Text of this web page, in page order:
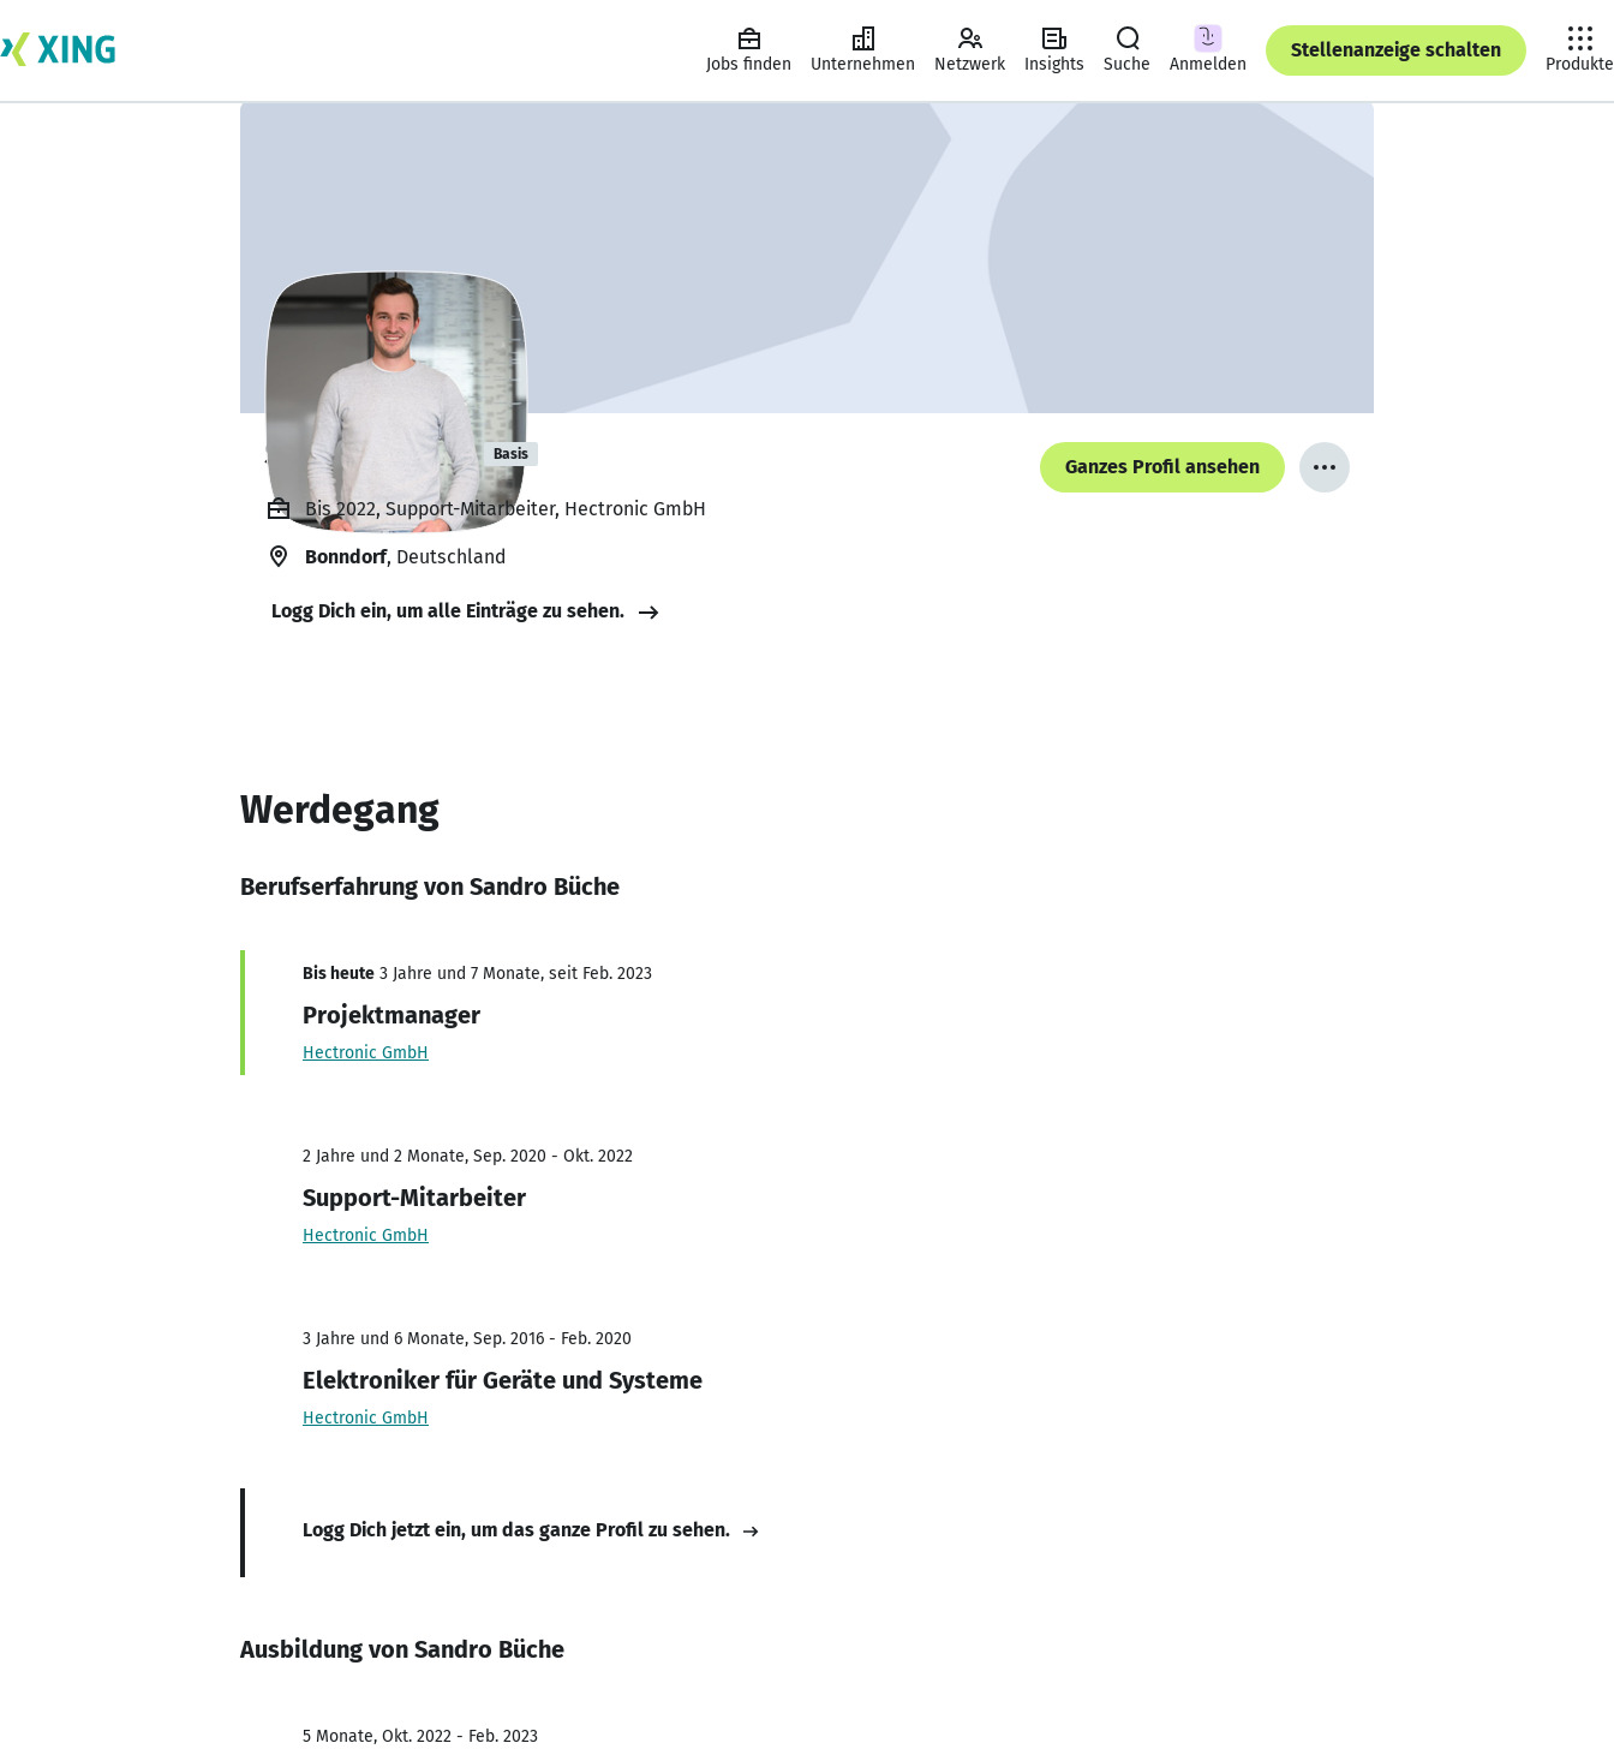
Jobs finden Unternehmen Netzwerk Insights Suche Anmelden
Stellenanzeige schalten
Produkte
Sandro Büche Basis
Ganzes Profil ansehen
Bis 2022, Support-Mitarbeiter, Hectronic GmbH
Bonndorf, Deutschland
Logg Dich ein, um alle Einträge zu sehen.
Werdegang
Berufserfahrung von Sandro Büche
Bis heute 3 Jahre und 7 Monate, seit Feb. 2023
Projektmanager
Hectronic GmbH
2 Jahre und 2 Monate, Sep. 2020 - Okt. 2022
Support-Mitarbeiter
Hectronic GmbH
3 Jahre und 6 Monate, Sep. 2016 - Feb. 2020
Elektroniker für Geräte und Systeme
Hectronic GmbH
Logg Dich jetzt ein, um das ganze Profil zu sehen.
Ausbildung von Sandro Büche
5 Monate, Okt. 2022 - Feb. 2023